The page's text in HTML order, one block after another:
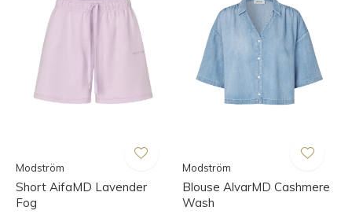
Modström
Short AifaMD Lavender
Fog
Modström
Blouse AlvarMD Cashmere
Wash